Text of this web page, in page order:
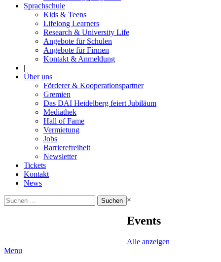
Sprachschule
Kids & Teens
Lifelong Learners
Research & University Life
Angebote für Schulen
Angebote für Firmen
Kontakt & Anmeldung
|
Über uns
Förderer & Kooperationspartner
Gremien
Das DAI Heidelberg feiert Jubiläum
Mediathek
Hall of Fame
Vermietung
Jobs
Barrierefreiheit
Newsletter
Tickets
Kontakt
News
Suchen
nach:
×
Events
Alle anzeigen
Menu